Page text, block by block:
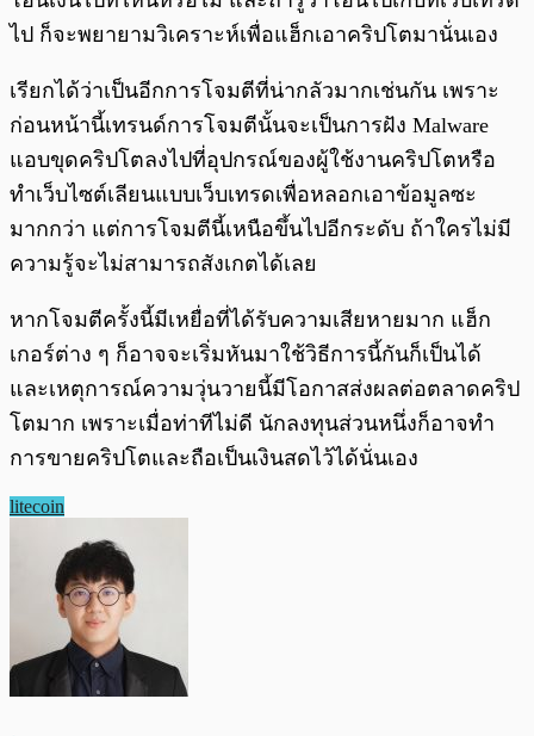
ไป ก็จะพยายามวิเคราะห์เพื่อแฮ็กเอาคริปโตมานั่นเอง
เรียกได้ว่าเป็นอีกการโจมตีที่น่ากลัวมากเช่นกัน เพราะ
ก่อนหน้านี้เทรนด์การโจมตีนั้นจะเป็นการฝัง Malware
แอบขุดคริปโตลงไปที่อุปกรณ์ของผู้ใช้งานคริปโตหรือ
ทำเว็บไซต์เลียนแบบเว็บเทรดเพื่อหลอกเอาข้อมูลซะ
มากกว่า แต่การโจมตีนี้เหนือขึ้นไปอีกระดับ ถ้าใครไม่มี
ความรู้จะไม่สามารถสังเกตได้เลย
หากโจมตีครั้งนี้มีเหยื่อที่ได้รับความเสียหายมาก แฮ็ก
เกอร์ต่าง ๆ ก็อาจจะเริ่มหันมาใช้วิธีการนี้กันก็เป็นได้
และเหตุการณ์ความวุ่นวายนี้มีโอกาสส่งผลต่อตลาดคริป
โตมาก เพราะเมื่อท่าทีไม่ดี นักลงทุนส่วนหนึ่งก็อาจทำ
การขายคริปโตและถือเป็นเงินสดไว้ได้นั่นเอง
litecoin